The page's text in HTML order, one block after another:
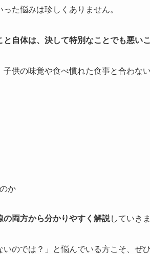
た悩みは珍しくありません。
自体は、決して特別なことでも悪い
供の味覚や食べ慣れた食事と合わな
か
両方から分かりやすく解説していきま
のでは？」と悩んでいる方こそ、ぜ